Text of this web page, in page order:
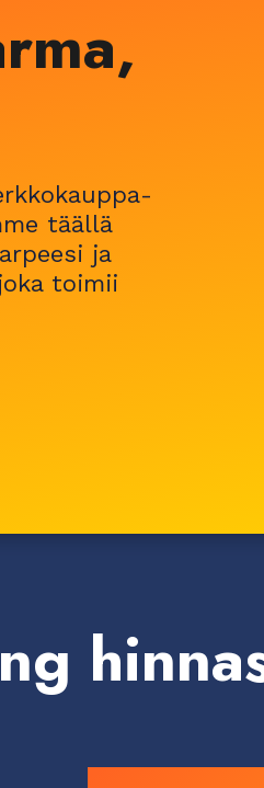
täällä
ja
toimii